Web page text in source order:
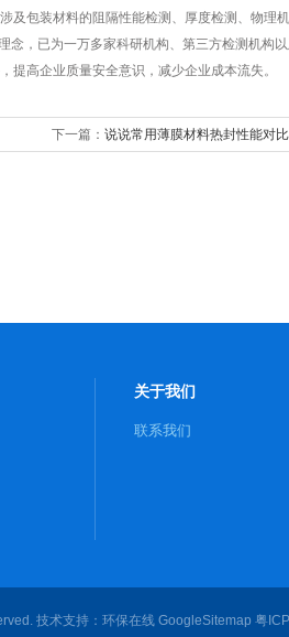
包装材料的阻隔性能检测、厚度检测、物理
念，已为一万多家科研机构、第三方检测机构
提高企业质量安全意识，减少企业成本流失。
下一篇： 说说常用薄膜材料热封性能对
关于我们
联系我们
技术支持： 环保在线 GoogleSitemap 粤